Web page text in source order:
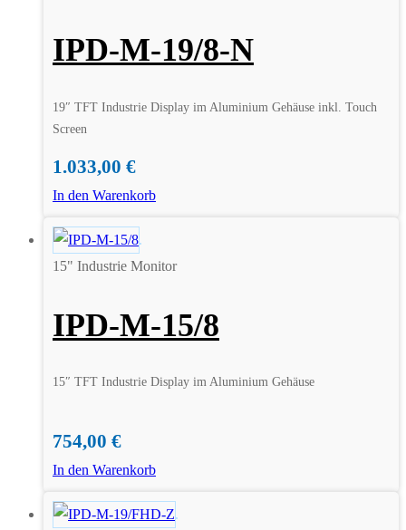
IPD-M-19/8-N
19″ TFT Industrie Display im Aluminium Gehäuse inkl. Touch
Screen
1.033,00 €
In den Warenkorb
15" Industrie Monitor
IPD-M-15/8
15″ TFT Industrie Display im Aluminium Gehäuse
754,00 €
In den Warenkorb